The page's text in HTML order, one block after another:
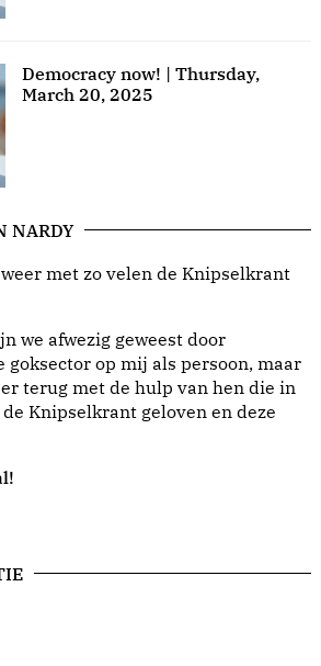
Democracy now! | Thursday,
March 20, 2025
NARDY
met zo velen de Knipselkrant
we afwezig geweest door
goksector op mij als persoon, maar
terug met de hulp van hen die in
Knipselkrant geloven en deze